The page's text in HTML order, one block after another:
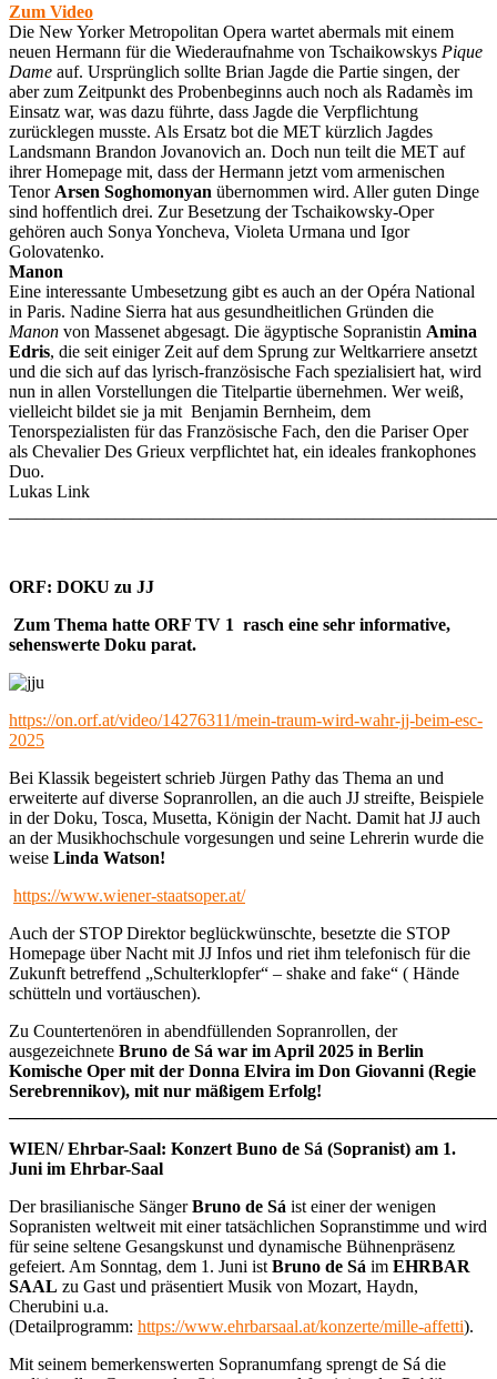
Zum Video
Die New Yorker Metropolitan Opera wartet abermals mit einem
neuen Hermann für die Wiederaufnahme von Tschaikowskys Pique
Dame auf. Ursprünglich sollte Brian Jagde die Partie singen, der
aber zum Zeitpunkt des Probenbeginns auch noch als Radamès im
Einsatz war, was dazu führte, dass Jagde die Verpflichtung
zurücklegen musste. Als Ersatz bot die MET kürzlich Jagdes
Landsmann Brandon Jovanovich an. Doch nun teilt die MET auf
ihrer Homepage mit, dass der Hermann jetzt vom armenischen
Tenor Arsen Soghomonyan übernommen wird. Aller guten Dinge
sind hoffentlich drei. Zur Besetzung der Tschaikowsky-Oper
gehören auch Sonya Yoncheva, Violeta Urmana und Igor
Golovatenko.
Manon
Eine interessante Umbesetzung gibt es auch an der Opéra National
in Paris. Nadine Sierra hat aus gesundheitlichen Gründen die
Manon von Massenet abgesagt. Die ägyptische Sopranistin Amina
Edris, die seit einiger Zeit auf dem Sprung zur Weltkarriere ansetzt
und die sich auf das lyrisch-französische Fach spezialisiert hat, wird
nun in allen Vorstellungen die Titelpartie übernehmen. Wer weiß,
vielleicht bildet sie ja mit Benjamin Bernheim, dem
Tenorspezialisten für das Französische Fach, den die Pariser Oper
als Chevalier Des Grieux verpflichtet hat, ein ideales frankophones
Duo.
Lukas Link
ORF: DOKU zu JJ
Zum Thema hatte ORF TV 1 rasch eine sehr informative,
sehenswerte Doku parat.
https://on.orf.at/video/14276311/mein-traum-wird-wahr-jj-beim-esc-
2025
Bei Klassik begeistert schrieb Jürgen Pathy das Thema an und
erweiterte auf diverse Sopranrollen, an die auch JJ streifte, Beispiele
in der Doku, Tosca, Musetta, Königin der Nacht. Damit hat JJ auch
an der Musikhochschule vorgesungen und seine Lehrerin wurde die
weise Linda Watson!
https://www.wiener-staatsoper.at/
Auch der STOP Direktor beglückwünschte, besetzte die STOP
Homepage über Nacht mit JJ Infos und riet ihm telefonisch für die
Zukunft betreffend „Schulterklopfer“ – shake and fake“ ( Hände
schütteln und vortäuschen).
Zu Countertenören in abendfüllenden Sopranrollen, der
ausgezeichnete Bruno de Sá war im April 2025 in Berlin
Komische Oper mit der Donna Elvira im Don Giovanni (Regie
Serebrennikov), mit nur mäßigem Erfolg!
WIEN/ Ehrbar-Saal: Konzert Buno de Sá (Sopranist) am 1.
Juni im Ehrbar-Saal
Der brasilianische SängerBruno de Sá ist einer der wenigen
Sopranisten weltweit mit einer tatsächlichen Sopranstimme und wird
für seine seltene Gesangskunst und dynamische Bühnenpräsenz
gefeiert. Am Sonntag, dem 1. Juni ist Bruno de Sá im EHRBAR
SAAL zu Gast und präsentiert Musik von Mozart, Haydn,
Cherubini u.a.
(Detailprogramm: https://www.ehrbarsaal.at/konzerte/mille-affetti).
Mit seinem bemerkenswerten Sopranumfang sprengt de Sá die